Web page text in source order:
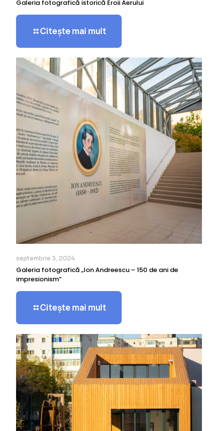
Galeria fotografică istorică Eroii Aerului
Citește mai mult
septembrie 3, 2024
Galeria fotografică „Ion Andreescu – 150 de ani de
impresionism”
Citește mai mult